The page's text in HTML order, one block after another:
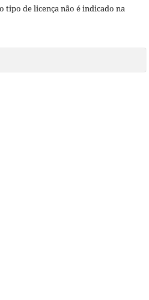
tipo de licença não é indicado na